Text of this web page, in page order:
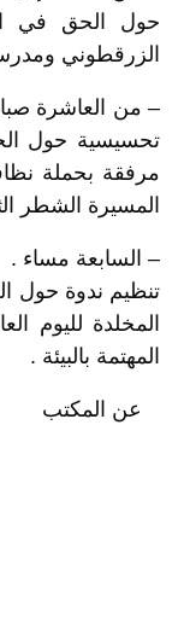
حول الحق في
الزرقطوني
– من العاشرة
تحسيسية حول
مرفقة بحملة
المسيرة الشطر
– السابعة مساء .
تنظيم ندوة حول
المخلدة لليوم
المهتمة بالبيئة .
عن المكتب